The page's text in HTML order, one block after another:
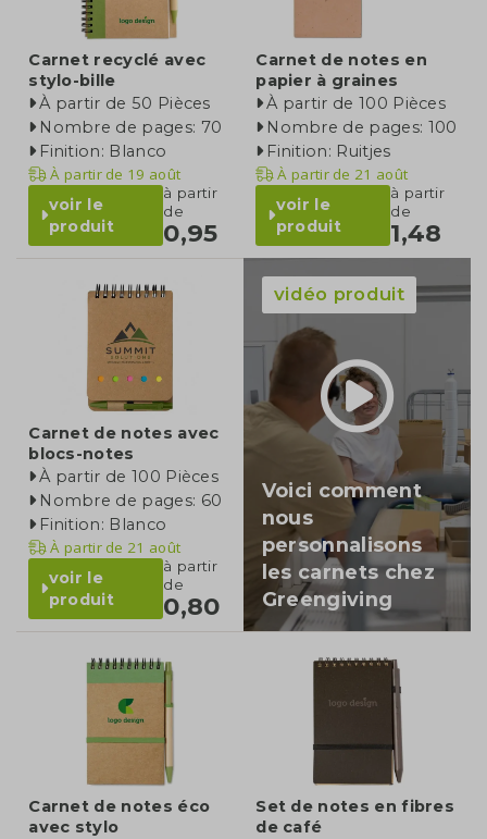
Carnet recyclé avec
stylo-bille
À partir de 50 Pièces
Nombre de pages: 70
Finition: Blanco
À partir de 19 août
voir le
produit
à partir
de
0,95
Carnet de notes en
papier à graines
À partir de 100 Pièces
Nombre de pages: 100
Finition: Ruitjes
À partir de 21 août
voir le
produit
à partir
de
1,48
Carnet de notes avec
blocs-notes
À partir de 100 Pièces
Nombre de pages: 60
Finition: Blanco
À partir de 21 août
voir le
produit
à partir
de
0,80
vidéo produit
Voici comment
nous
personnalisons
les carnets chez
Greengiving
Carnet de notes éco
avec stylo
Set de notes en fibres
de café